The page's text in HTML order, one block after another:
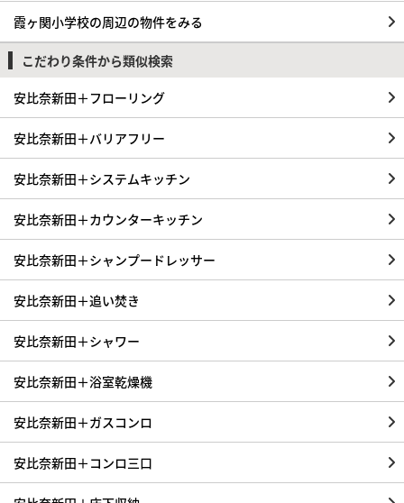
霞ヶ関小学校の周辺の物件をみる
こだわり条件から類似検索
安比奈新田＋フローリング
安比奈新田＋バリアフリー
安比奈新田＋システムキッチン
安比奈新田＋カウンターキッチン
安比奈新田＋シャンプードレッサー
安比奈新田＋追い焚き
安比奈新田＋シャワー
安比奈新田＋浴室乾燥機
安比奈新田＋ガスコンロ
安比奈新田＋コンロ三口